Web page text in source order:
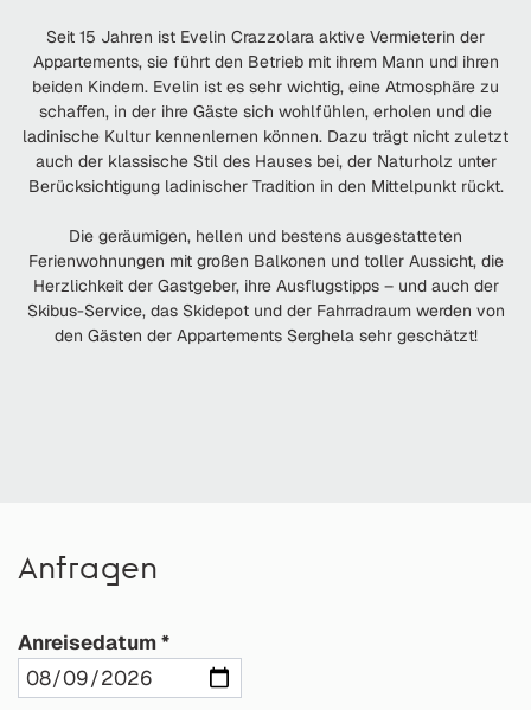
Seit 15 Jahren ist Evelin Crazzolara aktive Vermieterin der
Appartements, sie führt den Betrieb mit ihrem Mann und ihren
beiden Kindern. Evelin ist es sehr wichtig, eine Atmosphäre zu
schaffen, in der ihre Gäste sich wohlfühlen, erholen und die
ladinische Kultur kennenlernen können. Dazu trägt nicht zuletzt
auch der klassische Stil des Hauses bei, der Naturholz unter
Berücksichtigung ladinischer Tradition in den Mittelpunkt rückt.
Die geräumigen, hellen und bestens ausgestatteten
Ferienwohnungen mit großen Balkonen und toller Aussicht, die
Herzlichkeit der Gastgeber, ihre Ausflugstipps – und auch der
Skibus-Service, das Skidepot und der Fahrradraum werden von
den Gästen der Appartements Serghela sehr geschätzt!
Anfragen
Anreisedatum